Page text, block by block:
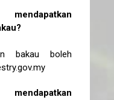
bakau boleh